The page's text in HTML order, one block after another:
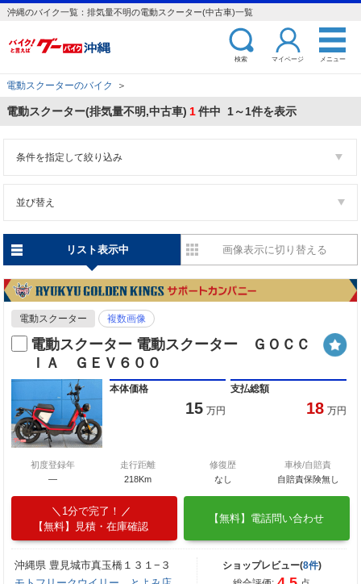
沖縄のバイク一覧：排気量不明の電動スクーター(中古車)一覧
検索 マイページ メニュー
電動スクーターのバイク ＞
電動スクーター(排気量不明,中古車) 1件中 1～1件を表示
条件を指定して絞り込み
並び替え
リスト表示中 画像表示に切り替える
電動スクーター 複数画像
電動スクーター 電動スクーター ＧＯＣＣ
ＩＡ ＧＥＶ６００
本体価格
15 万円
支払総額
18 万円
初度登録年
―
走行距離
218Km
修復歴
なし
車検/自賠責
自賠責保険無し
1分で完了！
【無料】見積・在庫確認
【無料】電話問い合わせ
沖縄県 豊見城市真玉橋１３１−３
ショップレビュー(8件)